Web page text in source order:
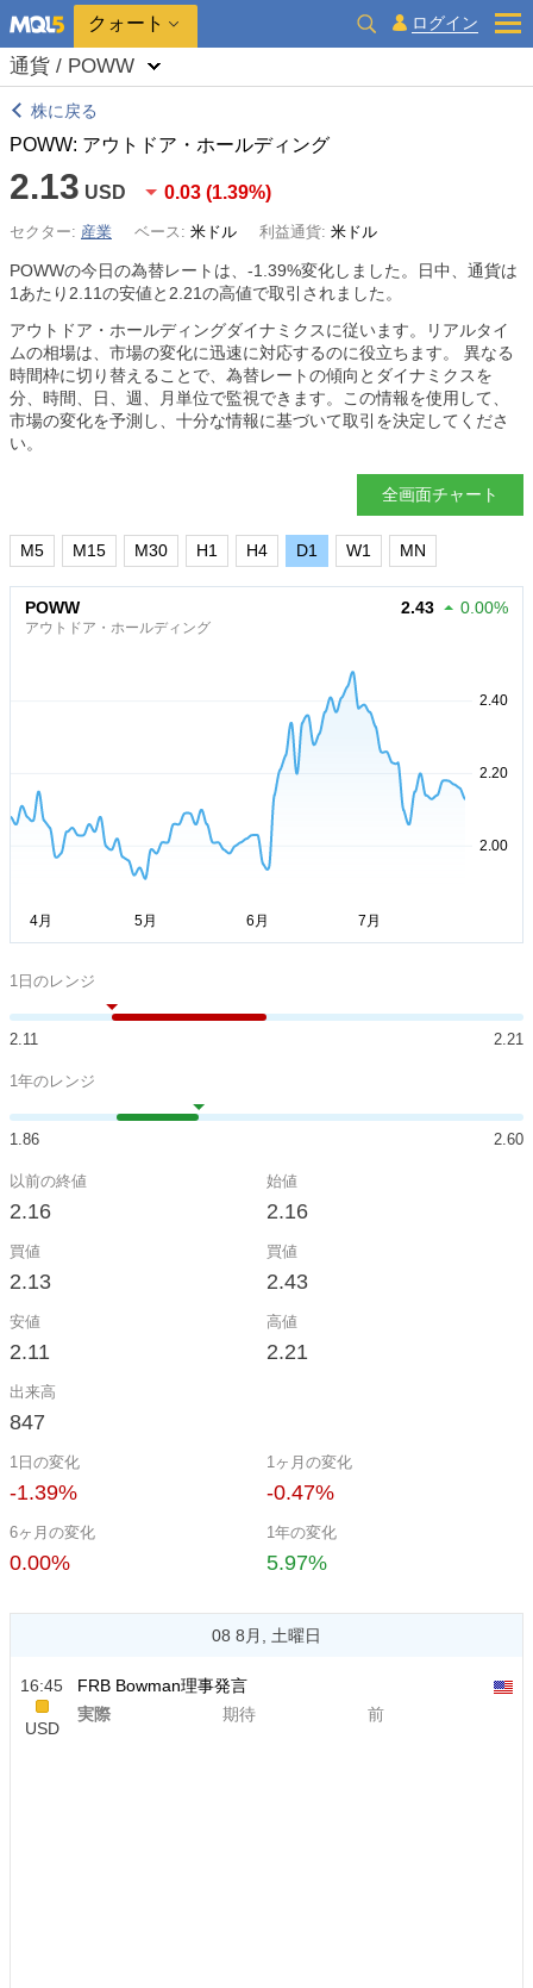
クォート ログイン
通貨 / POWW
株に戻る
POWW: アウトドア・ホールディング
2.13 USD 0.03 (1.39%)
セクター: 産業 ベース: 米ドル 利益通貨: 米ドル
POWWの今日の為替レートは、 -1.39%変化しました。日中、通貨は
1あたり2.11の安値と2.21の高値で取引されました。
アウトドア・ホールディングダイナミクスに従います。リアルタイ
ムの相場は、市場の変化に迅速に対応するのに役立ちます。 異なる
時間枠に切り替えることで、為替レートの傾向とダイナミクスを
分、時間、日、週、月単位で監視できます。この情報を使用して、
市場の変化を予測し、十分な情報に基づいて取引を決定してくださ
い。
全画面チャート
M5 M15 M30 H1 H4 D1 W1 MN
POWW
アウトドア・ホールディング
2.43 0.00%
1日のレンジ
2.11 2.21
1年のレンジ
1.86 2.60
以前の終値
2.16
始値
2.16
買値
2.13
買値
2.43
安値
2.11
高値
2.21
出来高
847
1日の変化
-1.39%
1ヶ月の変化
-0.47%
6ヶ月の変化
0.00%
1年の変化
5.97%
08 8月, 土曜日
16:45
USD
FRB Bowman理事発言
実際
期待 前